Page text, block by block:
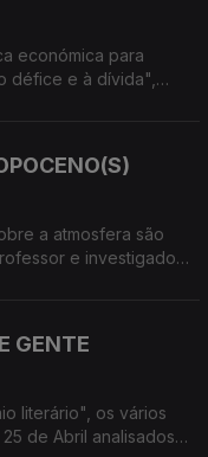
económica para
défice e à dívida",
a atmosfera são
e investigador
GENTE
literário", os vários
de Abril analisados